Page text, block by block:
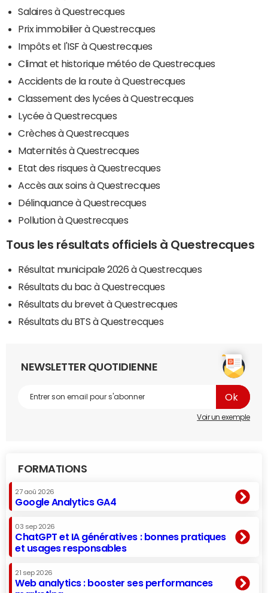
Salaires à Questrecques
Prix immobilier à Questrecques
Impôts et l'ISF à Questrecques
Climat et historique météo de Questrecques
Accidents de la route à Questrecques
Classement des lycées à Questrecques
Lycée à Questrecques
Crèches à Questrecques
Maternités à Questrecques
Etat des risques à Questrecques
Accès aux soins à Questrecques
Délinquance à Questrecques
Pollution à Questrecques
Tous les résultats officiels à Questrecques
Résultat municipale 2026 à Questrecques
Résultats du bac à Questrecques
Résultats du brevet à Questrecques
Résultats du BTS à Questrecques
NEWSLETTER QUOTIDIENNE
Voir un exemple
FORMATIONS
27 aoû 2026
Google Analytics GA4
03 sep 2026
ChatGPT et IA génératives : bonnes pratiques
et usages responsables
21 sep 2026
Web analytics : booster ses performances